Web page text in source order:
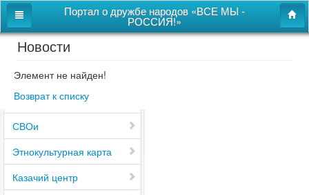
Портал о дружбе народов «ВСЕ МЫ -
РОССИЯ!»
Главная
Дом дружбы народов
Новости
СВОи
Этнокультурная карта
Казачий центр
Новости
Элемент не найден!
Возврат к списку